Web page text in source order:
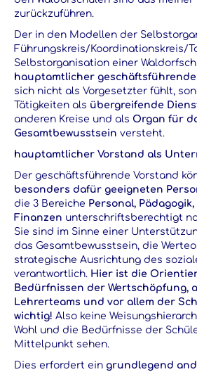
zurückzuführen.
Der in den Modellen der
Führungskreis/Koordinationskreis/
Selbstorganisation einer
hauptamtlicher
sich nicht als Vorgesetzter fühlt,
Tätigkeiten als übergreifende
anderen Kreise und als Organ für
Gesamtbewusstsein versteht.
hauptamtlicher Vorstand als
Der geschäftsführende Vorstand
besonders dafür geeigneten
die 3 Bereiche Personal,
Finanzen unterschriftsberechtigt
Sie sind im Sinne einer
das Gesamtbewusstsein, die
strategische Ausrichtung des
verantwortlich. Hier ist die
Bedürfnissen der Wertschöpfung,
Lehrerteams und vor allem der
wichtig! Also keine
Wohl und die Bedürfnisse der
Mittelpunkt sehen.
Dies erfordert ein grundlegend